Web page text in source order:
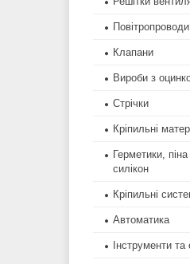
Повітропроводи
Клапани
Вироби з
Стрічки
Кріпильні
Герметики,
силікон
Кріпильні
Автоматика
Інструменти